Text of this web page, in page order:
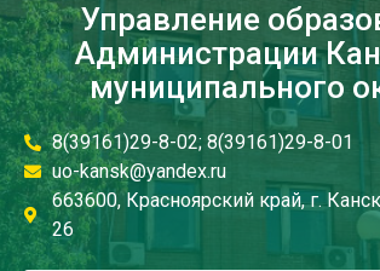
Управление
Администрации
муниципального
8(39161)29-8-02; 8(39161)29-8-01
uo-kansk@yandex.ru
663600, Красноярский край, г.
26